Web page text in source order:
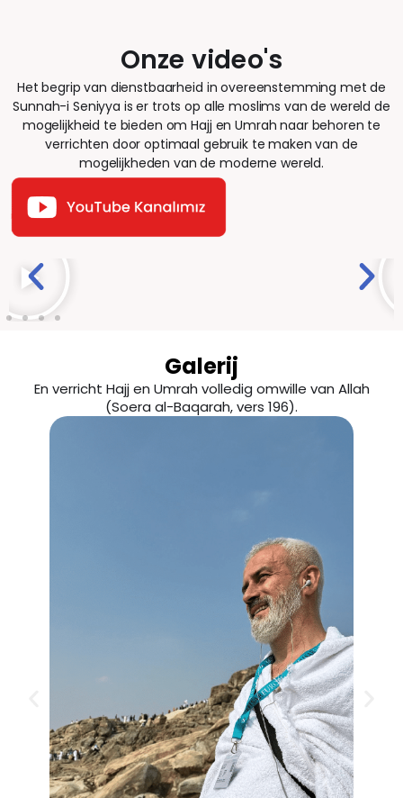
Onze video's
Het begrip van dienstbaarheid in overeenstemming met de
Sunnah-i Seniyya is er trots op alle moslims van de wereld de
mogelijkheid te bieden om Hajj en Umrah naar behoren te
verrichten door optimaal gebruik te maken van de
mogelijkheden van de moderne wereld.
Galerij
En verricht Hajj en Umrah volledig omwille van Allah
(Soera al-Baqarah, vers 196).